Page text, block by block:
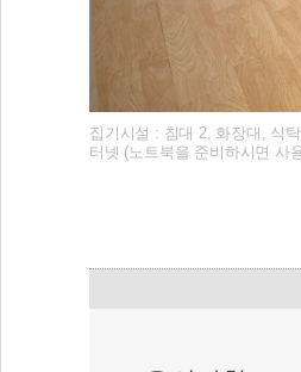
집기시설 : 침대 2, 화장대, 식
터넷 (노트북을 준비하시면 사